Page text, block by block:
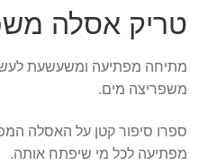
טריק אסלה
מתיחה מפתיעה ומשעשעת
משפריצה מים.
ספרו סיפור קטן על האסלה
מפתיעה לכל מי שיפתח אותה.